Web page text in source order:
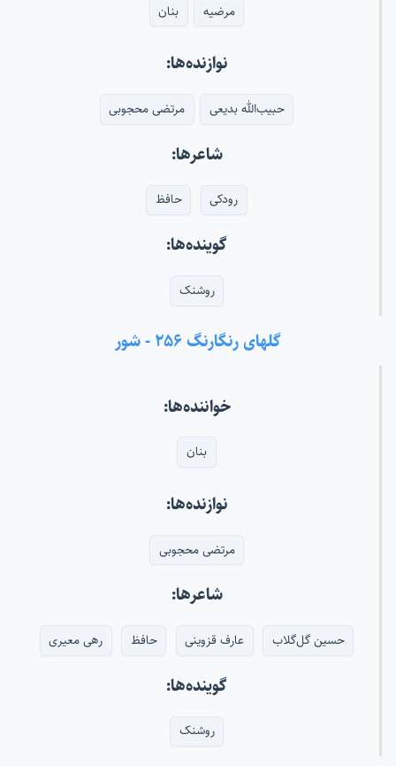
مرضیه بنان
نوازنده‌ها:
حبیب‌الله بدیعی مرتضی محجوبی
شاعرها:
رودکی حافظ
گوینده‌ها:
روشنک
گلهای رنگارنگ ۲۵۶ - شور
خواننده‌ها:
بنان
نوازنده‌ها:
مرتضی محجوبی
شاعرها:
حسین گل‌گلاب عارف قزوینی حافظ رهی معیری
گوینده‌ها:
روشنک